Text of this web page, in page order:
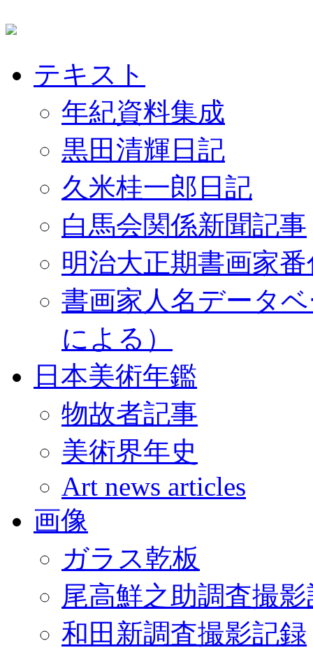
テキスト
年紀資料集成
黒田清輝日記
久米桂一郎日記
白馬会関係新聞記事
明治大正期書画家
書画家人名データ
による）
日本美術年鑑
物故者記事
美術界年史
Art news articles
画像
ガラス乾板
尾高鮮之助調査撮
和田新調査撮影記録